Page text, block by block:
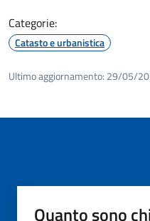
Categorie:
Catasto e urbanistica
Ultimo aggiornamento: 29/05/
Quanto sono